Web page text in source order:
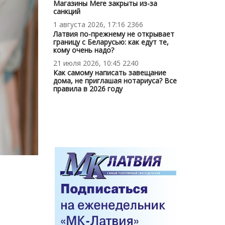
Магазины Mere закрыты из-за
санкций
1 августа 2026, 17:16 2366
Латвия по-прежнему не открывает
границу с Беларусью: как едут те,
кому очень надо?
21 июля 2026, 10:45 2240
Как самому написать завещание
дома, не приглашая нотариуса? Все
правила в 2026 году